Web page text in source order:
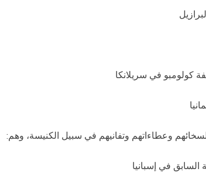
وعطاءاتهم وتفانيهم في سبيل الكنيسة، وهم:
في إسبانيا